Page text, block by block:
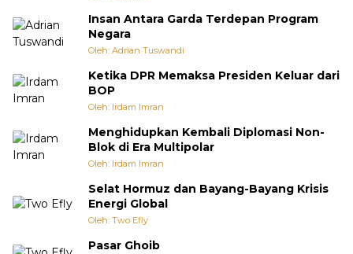
Insan Antara Garda Terdepan Program
Negara
Oleh: Adrian Tuswandi
Ketika DPR Memaksa Presiden Keluar dari
BOP
Oleh: Irdam Imran
Menghidupkan Kembali Diplomasi Non-
Blok di Era Multipolar
Oleh: Irdam Imran
Selat Hormuz dan Bayang-Bayang Krisis
Energi Global
Oleh: Two Efly
Pasar Ghoib